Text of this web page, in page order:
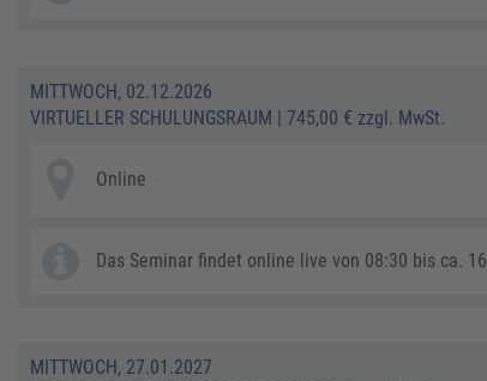
MITTWOCH, 02.12.2026
VIRTUELLER SCHULUNGSRAUM | 745,00 € zzgl. MwSt.
Online
Das Seminar findet online live von 08:30 bis ca.
MITTWOCH, 27.01.2027